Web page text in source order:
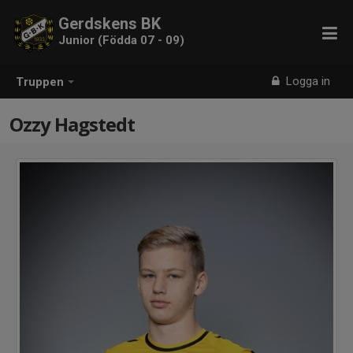
Truppen Logga in
Gerdskens BK
Junior (Födda 07 - 09)
Ozzy Hagstedt